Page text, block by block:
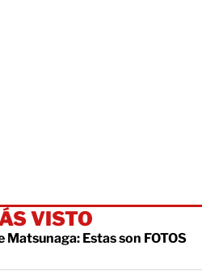
VISTO
Matsunaga: Estas son FOTOS